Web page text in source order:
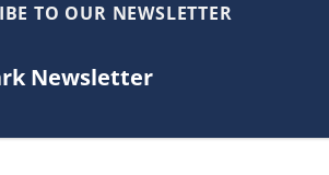
TO OUR NEWSLETTER
Newsletter